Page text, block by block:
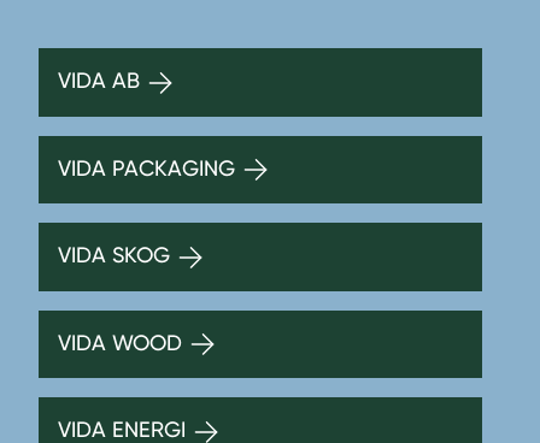
VIDA AB
VIDA PACKAGING
VIDA SKOG
VIDA WOOD
VIDA ENERGI